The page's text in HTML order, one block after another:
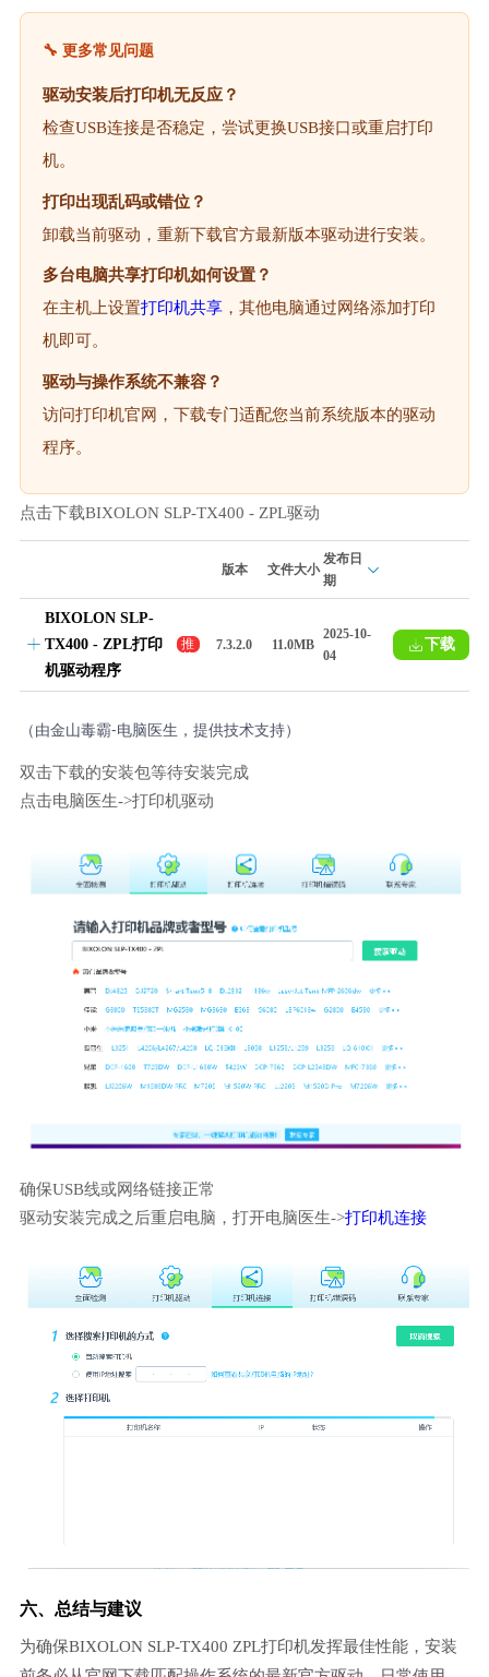
🔧 更多常见问题
驱动安装后打印机无反应？
检查USB连接是否稳定，尝试更换USB接口或重启打印
机。
打印出现乱码或错位？
卸载当前驱动，重新下载官方最新版本驱动进行安装。
多台电脑共享打印机如何设置？
在主机上设置打印机共享，其他电脑通过网络添加打印
机即可。
驱动与操作系统不兼容？
访问打印机官网，下载专门适配您当前系统版本的驱动
程序。
点击下载BIXOLON SLP-TX400 - ZPL驱动
版本 文件大小
发布日
期
BIXOLON SLP-
TX400 - ZPL打印
机驱动程序
推
7.3.2.0 11.0MB
2025-10-
04
下载
（由金山毒霸-电脑医生，提供技术支持）
双击下载的安装包等待安装完成
点击电脑医生->打印机驱动
确保USB线或网络链接正常
驱动安装完成之后重启电脑，打开电脑医生->打印机连接
六、总结与建议
为确保BIXOLON SLP-TX400 ZPL打印机发挥最佳性能，安装